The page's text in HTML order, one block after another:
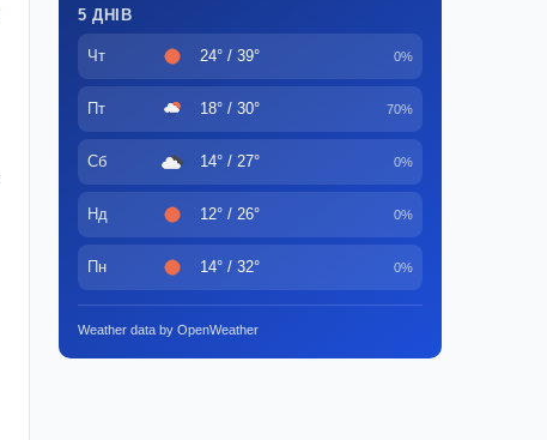
5 ДНІВ
Чт 24° / 39° 0%
Пт 18° / 30° 70%
Сб 14° / 27° 0%
Нд 12° / 26° 0%
Пн 14° / 32° 0%
Weather data by OpenWeather